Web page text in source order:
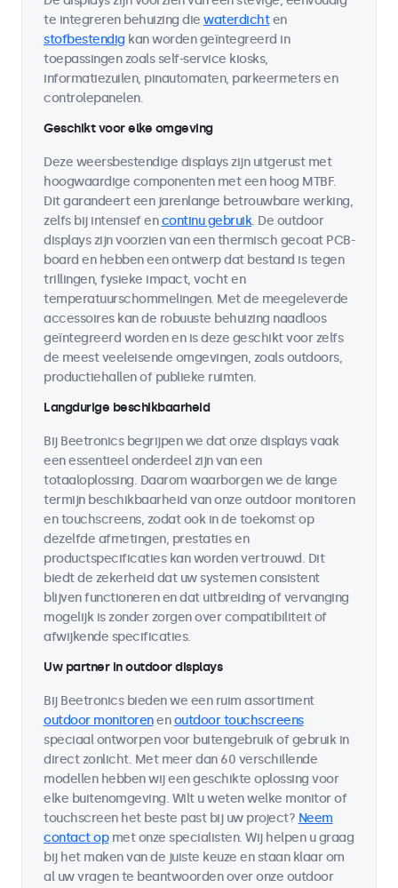
te integreren behuizing die waterdichten
stofbestendig kan worden geïntegreerd in
toepassingen zoals self-service kiosks,
informatiezuilen, pinautomaten, parkeermeters en
controlepanelen.
Geschikt voor elke omgeving
Deze weersbestendige displays zijn uitgerust met
hoogwaardige componenten met een hoog MTBF.
Dit garandeert een jarenlange betrouwbare werking,
zelfs bij intensief encontinu gebruik. De outdoor
displays zijn voorzien van een thermisch gecoat PCB-
board en hebben een ontwerp dat bestand is tegen
trillingen, fysieke impact, vocht en
temperatuurschommelingen. Met de meegeleverde
accessoires kan de robuuste behuizing naadloos
geïntegreerd worden en is deze geschikt voor zelfs
de meest veeleisende omgevingen, zoals outdoors,
productiehallen of publieke ruimten.
Langdurige beschikbaarheid
Bij Beetronics begrijpen we dat onze displays vaak
een essentieel onderdeel zijn van een
totaaloplossing. Daarom waarborgen we de lange
termijn beschikbaarheid van onze outdoor monitoren
en touchscreens, zodat ook in de toekomst op
dezelfde afmetingen, prestaties en
productspecificaties kan worden vertrouwd. Dit
biedt de zekerheid dat uw systemen consistent
blijven functioneren en dat uitbreiding of vervanging
mogelijk is zonder zorgen over compatibiliteit of
afwijkende specificaties.
Uw partner in outdoor displays
Bij Beetronics bieden we een ruim assortiment
outdoor monitorenenoutdoor touchscreens
speciaal ontworpen voor buitengebruik of gebruik in
direct zonlicht. Met meer dan 60 verschillende
modellen hebben wij een geschikte oplossing voor
elke buitenomgeving. Wilt u weten welke monitor of
touchscreen het beste past bij uw project? Neem
contact opmet onze specialisten. Wij helpen u graag
bij het maken van de juiste keuze en staan klaar om
al uw vragen te beantwoorden over onze outdoor